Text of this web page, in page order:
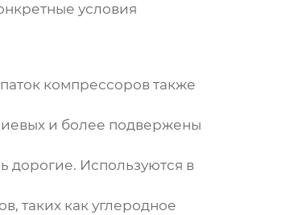
условия
компрессоров также
и более подвержены
дорогие. Используются в
таких как углеродное